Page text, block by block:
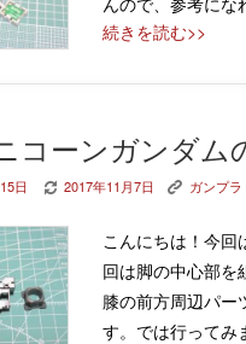
続きを読む>>
コーンガンダ
日 V 2017年11月7日 K ガンプラ
こんにちは！今
回は脚の中心部を
膝の前方周辺パー
す。では行って